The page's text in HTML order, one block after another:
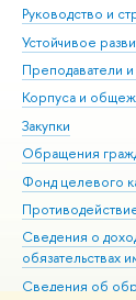
Руководство и
Устойчивое
Преподаватели и
Корпуса и
Закупки
Обращения
Фонд целевого
Сведения о
обязательствах
Сведения об